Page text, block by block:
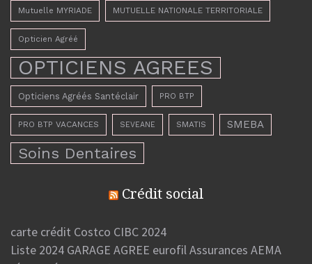
Mutuelle MYRIADE MUTUELLE NATIONALE TERRITORIALE
Opticien Agréé
OPTICIENS AGREES
Opticiens Agréés Santéclair PRO BTP
PRO BTP VACANCES SEVEANE SMATIS SMEBA
Soins Dentaires
Crédit social
carte crédit Costco CIBC 2024
Liste 2024 GARAGE AGREE eurofil Assurances AEMA